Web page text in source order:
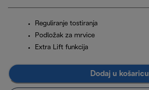
Reguliranje tostiranja
Podložak za mrvice
Extra Lift funkcija
Dodaj u košaricu